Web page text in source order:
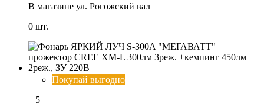
В магазине ул. Рогожский вал
0 шт.
Покупай выгодно
5